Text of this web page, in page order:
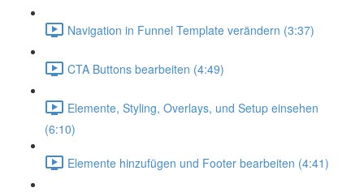
Navigation in Funnel Template verändern (3:37)
CTA Buttons bearbeiten (4:49)
Elemente, Styling, Overlays, und Setup einsehen
(6:10)
Elemente hinzufügen und Footer bearbeiten (4:41)